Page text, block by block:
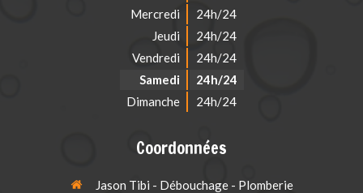
Mercredi
24h/24
Jeudi
24h/24
Vendredi
24h/24
Samedi
24h/24
Dimanche
24h/24
Coordonnées
Jason Tibi - Débouchage - Plomberie